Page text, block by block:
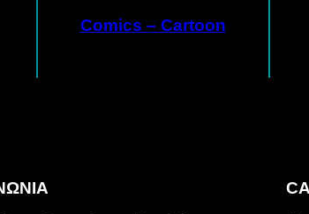
Comics – Cartoon